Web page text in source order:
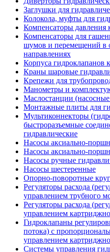
Заглушки для
Колокола, муфты для
Компенсаторы давления
Компенсаторы для
шумов и перемещений в
направлениях
Корпуса гидроклапанов
Краны шаровые
Крепежи для
Манометры и
Маслостанции
Монтажные плиты для
Мультиконнекторы
быстроразъемные
гидравлические
Насосы аксиально-
Насосы аксиально-
Насосы ручные
Насосы шестеренные
Опорно-поворотные
Регуляторы расхода
управлением трубного
Регуляторы расхода
управлением
Гидроклапаны
потока) с
управлением
Системы управления